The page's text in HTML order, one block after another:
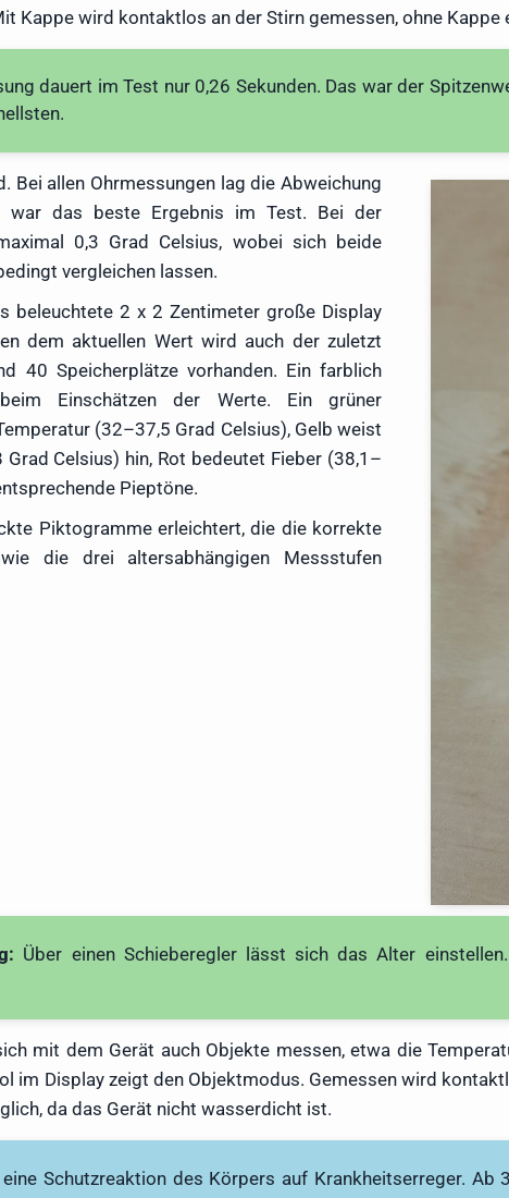
Kappe wird kontaktlos an der Stirn gemessen, ohne Kappe
dauert im Test nur 0,26 Sekunden. Das war der
Bei allen Ohrmessungen lag die Abweichung
war das beste Ergebnis im Test. Bei der
0,3 Grad Celsius, wobei sich beide
vergleichen lassen.
beleuchtete 2 x 2 Zentimeter große Display
dem aktuellen Wert wird auch der zuletzt
40 Speicherplätze vorhanden. Ein farblich
Einschätzen der Werte. Ein grüner
(32–37,5 Grad Celsius), Gelb weist
Celsius) hin, Rot bedeutet Fieber (38,1–
Pieptöne.
Piktogramme erleichtert, die die korrekte
die drei altersabhängigen Messstufen
Über einen Schieberegler lässt sich das Alter
mit dem Gerät auch Objekte messen, etwa die
im Display zeigt den Objektmodus. Gemessen wird
da das Gerät nicht wasserdicht ist.
Schutzreaktion des Körpers auf Krankheitserreger. Ab